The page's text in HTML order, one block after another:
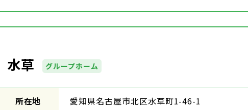
水草 グループホーム
所在地 愛知県名古屋市北区水草町1-46-1